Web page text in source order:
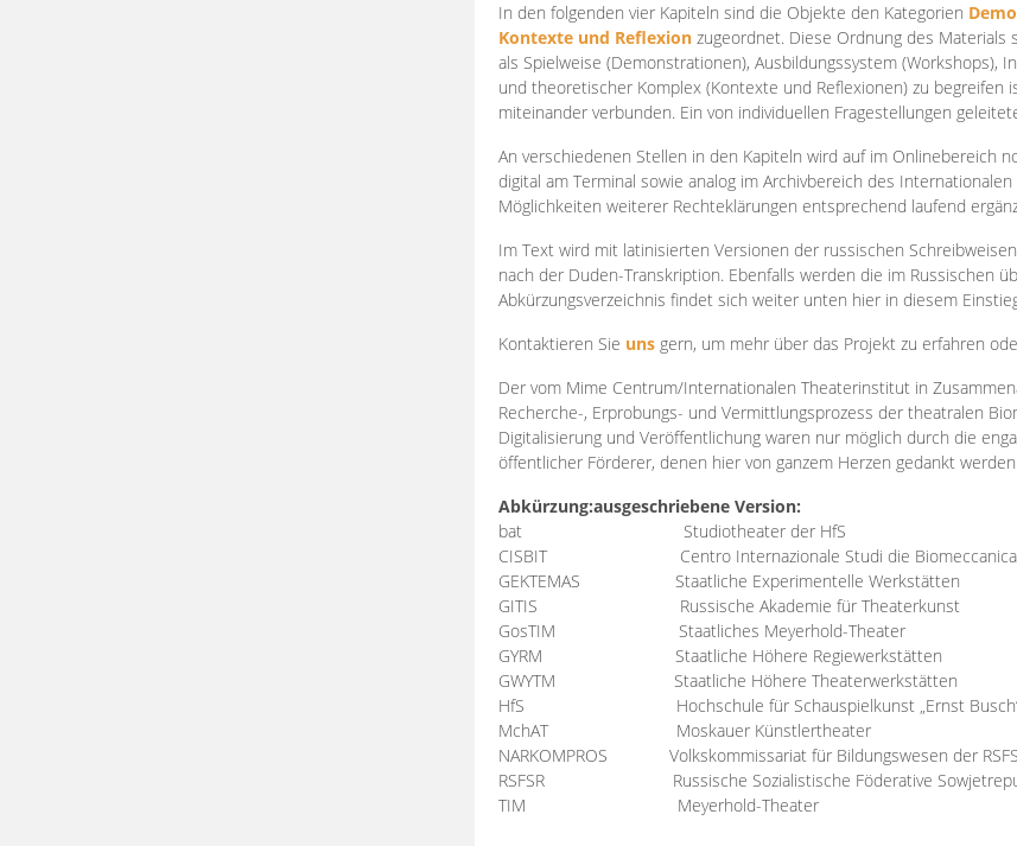
In den folgenden vier Kapiteln sind die Objekte den Kategorien
Kontexte und Reflexion zugeordnet. Diese Ordnung des Materials
als Spielweise (Demonstrationen), Ausbildungssystem (Workshops),
und theoretischer Komplex (Kontexte und Reflexionen) zu
miteinander verbunden. Ein von individuellen Fragestellungen
An verschiedenen Stellen in den Kapiteln wird auf im Onlinebereich
digital am Terminal sowie analog im Archivbereich des
Möglichkeiten weiterer Rechteklärungen entsprechend laufend
Im Text wird mit latinisierten Versionen der russischen
nach der Duden-Transkription. Ebenfalls werden die im Russischen
Abkürzungsverzeichnis findet sich weiter unten hier in diesem
Kontaktieren Sie uns gern, um mehr über das Projekt zu erfahren
Der vom Mime Centrum/Internationalen Theaterinstitut in
Recherche-, Erprobungs- und Vermittlungsprozess der theatralen
Digitalisierung und Veröffentlichung waren nur möglich durch die
öffentlicher Förderer, denen hier von ganzem Herzen gedankt
Abkürzung:ausgeschriebene Version:
bat
Studiotheater der HfS
CISBIT
Centro Internazionale Studi die
GEKTEMAS
Staatliche Experimentelle Werkstätten
GITIS
Russische Akademie für Theaterkunst
GosTIM
Staatliches Meyerhold-Theater
GYRM
Staatliche Höhere Regiewerkstätten
GWYTM
Staatliche Höhere Theaterwerkstätten
HfS
Hochschule für Schauspielkunst „Ernst
MchAT
Moskauer Künstlertheater
NARKOMPROS
Volkskommissariat für Bildungswesen der
RSFSR
Russische Sozialistische Föderative
TIM Meyerhold-Theater